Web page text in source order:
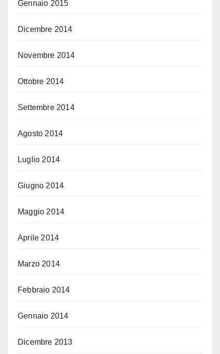
Gennaio 2015
Dicembre 2014
Novembre 2014
Ottobre 2014
Settembre 2014
Agosto 2014
Luglio 2014
Giugno 2014
Maggio 2014
Aprile 2014
Marzo 2014
Febbraio 2014
Gennaio 2014
Dicembre 2013